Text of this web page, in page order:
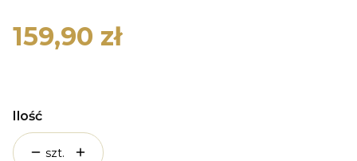
Cena
159,90 zł
Ilość
szt.